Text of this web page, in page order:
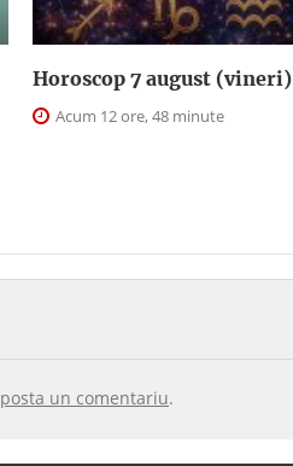
Horoscop 7 august (vineri)
Acum 12 ore, 48 minute
posta un comentariu.